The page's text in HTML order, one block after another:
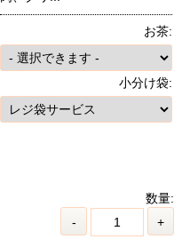
お茶:
小分け袋:
数量:
-
+